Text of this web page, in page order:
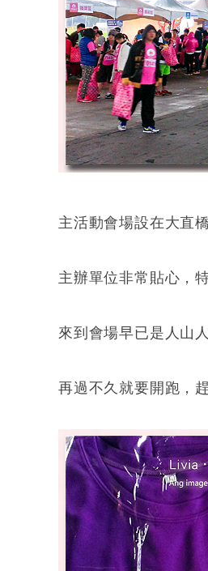
主活動會場設在大直
主辦單位非常貼心，
來到會場早已是人山
再過不久就要開跑，